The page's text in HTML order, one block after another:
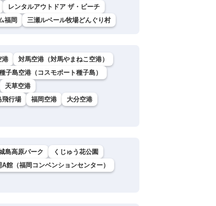
レンタルアウトドア ザ・ビーチ
福岡 三瀬ルベール牧場どんぐり村
港
対馬空港（対馬やまねこ空港）
子島空港（コスモポート種子島）
天草空港
飛行場 福岡空港
大分空港
島高原パーク
くじゅう花公園
館（福岡コンベンションセンター）